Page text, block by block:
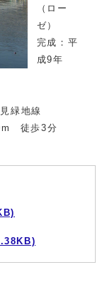
（ロー
ゼ）
完成：平
成9年
見緑地線
歩3分